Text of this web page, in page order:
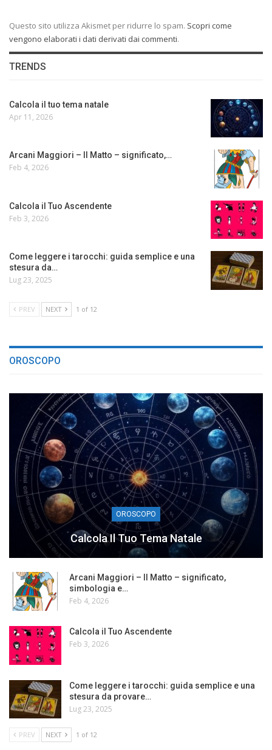
Questo sito utilizza Akismet per ridurre lo spam. Scopri come
vengono elaborati i dati derivati dai commenti.
TRENDS
Calcola il tuo tema natale
Apr 11, 2026
Arcani Maggiori – Il Matto – significato,…
Feb 4, 2026
Calcola il Tuo Ascendente
Feb 3, 2026
Come leggere i tarocchi: guida semplice e una
stesura da…
Lug 23, 2025
PREV NEXT 1 of 12
OROSCOPO
OROSCOPO
Calcola Il Tuo Tema Natale
Arcani Maggiori – Il Matto – significato,
simbologia e…
Feb 4, 2026
Calcola il Tuo Ascendente
Feb 3, 2026
Come leggere i tarocchi: guida semplice e una
stesura da provare…
Lug 23, 2025
PREV NEXT 1 of 12